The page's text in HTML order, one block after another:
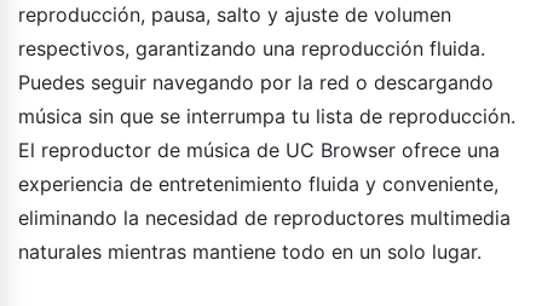
reproducción, pausa, salto y ajuste de volumen
respectivos, garantizando una reproducción fluida.
Puedes seguir navegando por la red o descargando
música sin que se interrumpa tu lista de reproducción.
El reproductor de música de UC Browser ofrece una
experiencia de entretenimiento fluida y conveniente,
eliminando la necesidad de reproductores multimedia
naturales mientras mantiene todo en un solo lugar.